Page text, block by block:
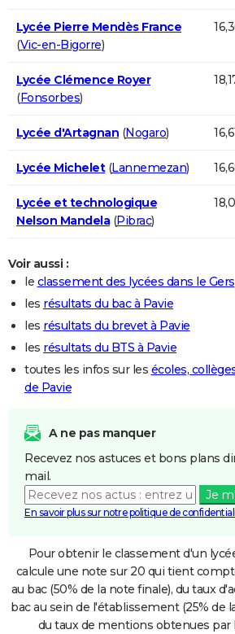
Lycée Pierre Mendès France
(Vic-en-Bigorre)
Lycée Clémence Royer
(Fonsorbes)
Lycée d'Artagnan (Nogaro)
Lycée Michelet(Lannemezan)
Lycée et technologique
Nelson Mandela(Pibrac)
Voir aussi :
le classement des lycées dans le Gers
les résultats du bac à Pavie
les résultats du brevet à Pavie
les résultats du BTS à Pavie
toutes les infos sur les écoles,
de Pavie
A ne pas manquer
Recevez nos astuces et bons plans
mail.
Je
En savoir plus sur notre politique de
Pour obtenir le classement d'un
calcule une note sur 20 qui tient
au bac (50% de la note finale), du taux
bac au sein de l'établissement (25% de
du taux de mentions obtenues par